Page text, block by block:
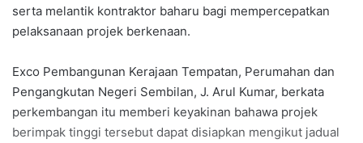
serta melantik kontraktor baharu bagi mempercepatkan
pelaksanaan projek berkenaan.
Exco Pembangunan Kerajaan Tempatan, Perumahan dan
Pengangkutan Negeri Sembilan, J. Arul Kumar, berkata
perkembangan itu memberi keyakinan bahawa projek
berimpak tinggi tersebut dapat disiapkan mengikut jadual